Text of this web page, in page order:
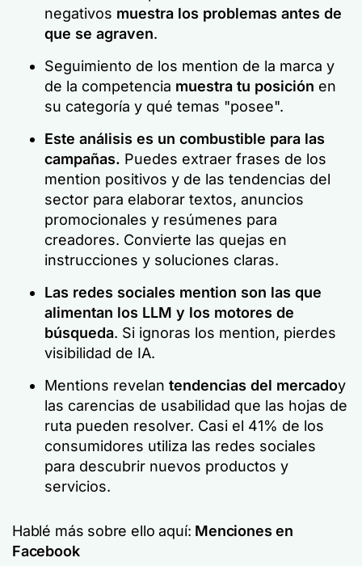
negativos muestra los problemas antes de
que se agraven.
Seguimiento de los mention de la marca y
de la competencia muestra tu posición en
su categoría y qué temas "posee".
Este análisis es un combustible para las
campañas. Puedes extraer frases de los
mention positivos y de las tendencias del
sector para elaborar textos, anuncios
promocionales y resúmenes para
creadores. Convierte las quejas en
instrucciones y soluciones claras.
Las redes sociales mention son las que
alimentan los LLM y los motores de
búsqueda. Si ignoras los mention, pierdes
visibilidad de IA.
Mentions revelan tendencias del mercadoy
las carencias de usabilidad que las hojas de
ruta pueden resolver. Casi el 41% de los
consumidores utiliza las redes sociales
para descubrir nuevos productos y
servicios.
Hablé más sobre ello aquí: Menciones en
Facebook